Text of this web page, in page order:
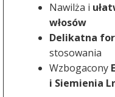
Nawilża i
włosów
Delikatna
stosowania
Wzbogacony
i Siemienia